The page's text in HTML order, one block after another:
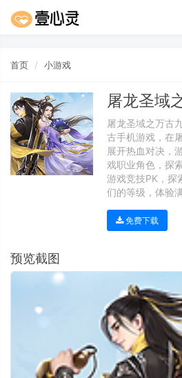
首页 小游戏
屠龙圣域
屠龙圣域之万古
古手机游戏，在
展开热血对决，
戏职业角色，探
游戏竞技PK，探
们的等级，体验
免费下载
预览截图